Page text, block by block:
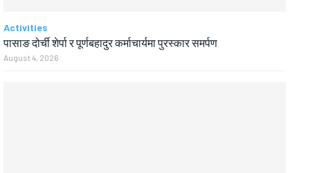
Activities
पासाङ दोर्ची शेर्पा र पूर्णबहादुर कर्माचार्यमा पुरस्कार समर्पण
August 4, 2026